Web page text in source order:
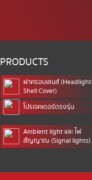
PRODUCTS
ฝาครอบเลนส์ (Headlight
Shell Cover)
โปรเจคเตอร์ตรงรุ่น
Ambient light และ ไฟ
สัญญาณ (Signal lights)